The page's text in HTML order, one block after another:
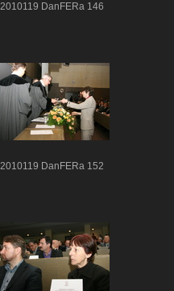
2010119 DanFERa 146
2010119 DanFERa 152